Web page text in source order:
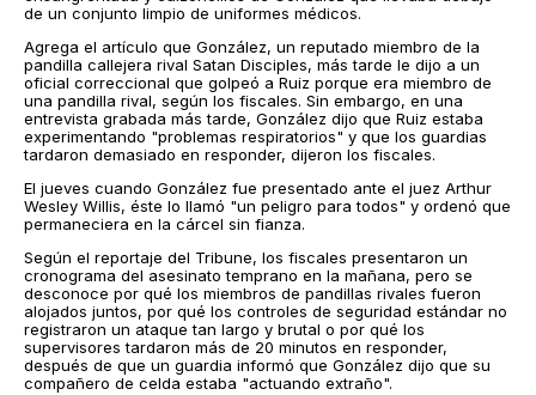
de un conjunto limpio de uniformes médicos.
Agrega el artículo que González, un reputado miembro de la
pandilla callejera rival Satan Disciples, más tarde le dijo a un
oficial correccional que golpeó a Ruiz porque era miembro de
una pandilla rival, según los fiscales. Sin embargo, en una
entrevista grabada más tarde, González dijo que Ruiz estaba
experimentando "problemas respiratorios" y que los guardias
tardaron demasiado en responder, dijeron los fiscales.
El jueves cuando González fue presentado ante el juez Arthur
Wesley Willis, éste lo llamó "un peligro para todos" y ordenó que
permaneciera en la cárcel sin fianza.
Según el reportaje del Tribune, los fiscales presentaron un
cronograma del asesinato temprano en la mañana, pero se
desconoce por qué los miembros de pandillas rivales fueron
alojados juntos, por qué los controles de seguridad estándar no
registraron un ataque tan largo y brutal o por qué los
supervisores tardaron más de 20 minutos en responder,
después de que un guardia informó que González dijo que su
compañero de celda estaba "actuando extraño".